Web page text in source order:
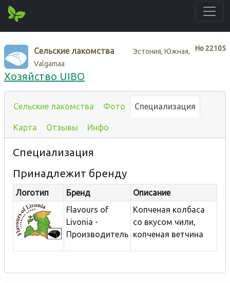
Нo 22105
Сельские лакомства
Эстония, Южная,
Valgamaa
Хозяйство UIBO
Сельские лакомства Фото Специализация
Карта Отзывы Инфо
Специализация
Принадлежит бренду
Логотип Бренд
Описание
Flavours of
Livonia -
Производитель
Копченая колбаса
со вкусом чили,
копченая ветчина